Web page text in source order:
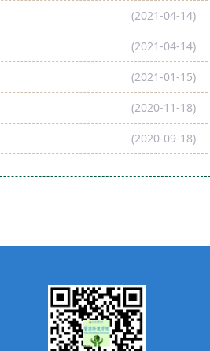
(2021-04-14)
(2021-04-14)
(2021-01-15)
(2020-11-18)
(2020-09-18)